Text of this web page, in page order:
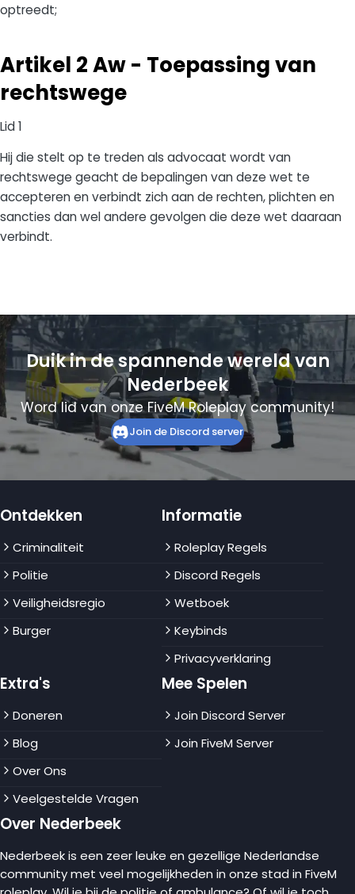
optreedt;
Artikel 2 Aw - Toepassing van
rechtswege
Lid 1
Hij die stelt op te treden als advocaat wordt van
rechtswege geacht de bepalingen van deze wet te
accepteren en verbindt zich aan de rechten, plichten en
sancties dan wel andere gevolgen die deze wet daaraan
verbindt.
Duik in de spannende wereld van
Nederbeek
Word lid van onze FiveM Roleplay community!
Join de Discord server
Ontdekken
Criminaliteit
Politie
Veiligheidsregio
Burger
Informatie
Roleplay Regels
Discord Regels
Wetboek
Keybinds
Privacyverklaring
Extra's
Doneren
Blog
Over Ons
Veelgestelde Vragen
Mee Spelen
Join Discord Server
Join FiveM Server
Over Nederbeek
Nederbeek is een zeer leuke en gezellige Nederlandse
community met veel mogelijkheden in onze stad in FiveM